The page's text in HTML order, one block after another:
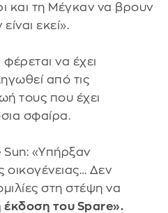
και τη Μέγκαν να βρουν
εκεί».
να έχει
από τις
τους που έχει
σφαίρα.
Sun: «Υπήρξαν
οικογένειας… Δεν
στη στέψη να
έκδοση του Spare».